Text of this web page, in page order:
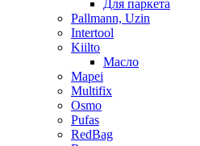
Для паркета
Pallmann, Uzin
Intertool
Kiilto
Масло
Mapei
Multifix
Osmo
Pufas
RedBag